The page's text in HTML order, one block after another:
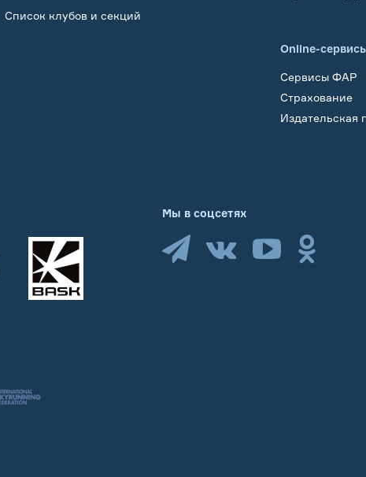
Список клубов и секций
Online-
Сервисы ФАР
Страхование
Издательская
Мы в соцсетях